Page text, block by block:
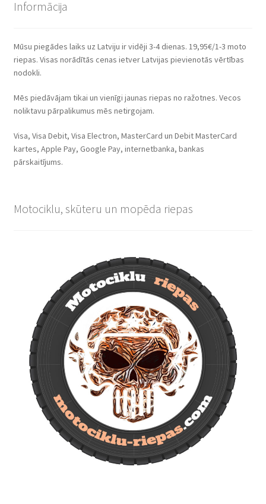
Informācija
Mūsu piegādes laiks uz Latviju ir vidēji 3-4 dienas. 19,95€/1-3 moto
riepas. Visas norādītās cenas ietver Latvijas pievienotās vērtības
nodokli.
Mēs piedāvājam tikai un vienīgi jaunas riepas no ražotnes. Vecos
noliktavu pārpalikumus mēs netirgojam.
Visa, Visa Debit, Visa Electron, MasterCard un Debit MasterCard
kartes, Apple Pay, Google Pay, internetbanka, bankas
pārskaitījums.
Motociklu, skūteru un mopēda riepas